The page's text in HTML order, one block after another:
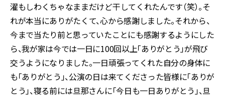
濯もしわくちゃなままだけど干してくれたんです（笑）。そ
れが本当にありがたくて、心から感謝しました。それから、
今まで当たり前と思っていたことにも感謝するようにした
ら、我が家は今では一日に100回以上「ありがとう」が飛び
交うようになりました。一日頑張ってくれた自分の身体に
も「ありがとう」、公演の日は来てくださった皆様に「ありが
とう」、寝る前には旦那さんに「今日も一日ありがとう」、旦